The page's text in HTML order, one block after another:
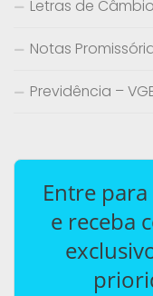
Letras de Câmbio
Notas
Previdência –
Entre
e receba